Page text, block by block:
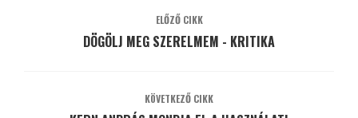
ELŐZŐ CIKK
DÖGÖLJ MEG SZERELMEM - KRITIKA
KÖVETKEZŐ CIKK